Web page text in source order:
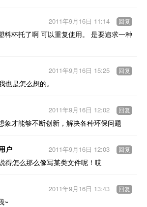
料杯托了啊 可以重复使用。 是要追求一种
2011年9月16日 11:14 回复
也是怎么想的。
2011年9月16日 15:25 回复
象才能够不断创新，解决各种环保问题
2011年9月16日 12:02 回复
户
得怎么那么像写某类文件呢！哎
2011年9月16日 12:03 回复
~
2011年9月16日 13:43 回复